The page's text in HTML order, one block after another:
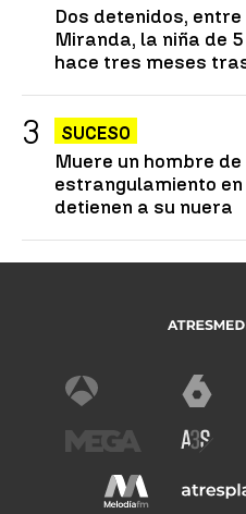
Dos detenidos,
Miranda, la niña de
hace tres meses
SUCESO
Muere un hombre
estrangulamiento
detienen a su nuera